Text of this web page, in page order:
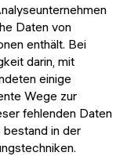
Daten von
enthält. Bei
darin, mit
einige
Wege zur
fehlenden Daten
in der